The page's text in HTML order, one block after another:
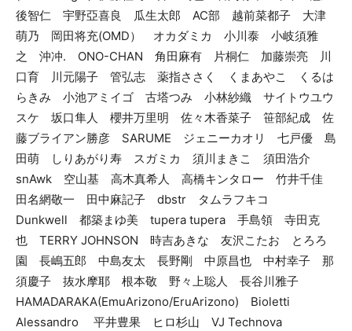
後智仁 宇野亞喜良 瓜生太郎 AC部 越前菜都子 大津
萌乃 岡田将充(OMD） オカダミカ 小川泰 小岐須雅
之 沖冲. ONO-CHAN 角田麻有 片桐仁 加藤崇亮 川
口育 川元陽子 管弘志 薬指ささく くまあやこ くるは
らきみ 小池アミイゴ 古塔つみ 小林紗織 サイトウユウ
スケ 坂口隼人 櫻井万里明 佐々木香菜子 笹部紀成 佐
藤ブライアン勝彦 SARUME ジェニーカオリ 七戸優 島
田萌 しりあがり寿 スガミカ 須川まきこ 須田浩介
snAwk 空山基 高木真希人 高橋キンタロー 竹井千佳
田名網敬一 田中麻記子 dbstr タムラフキコ
Dunkwell 都築まゆ美 tupera tupera 手島領 寺田克
也 TERRY JOHNSON 時吉あきな 友沢こたお とろろ
園 長嶋五郎 中島友太 長野剛 中原昌也 中村幸子 那
須慶子 抜水摩耶 根本敬 野々上聡人 長谷川雅子
HAMADARAKA(EmuArizono/EruArizono) Bioletti
Alessandro 平井豊果 ヒロ杉山 VJ Technova